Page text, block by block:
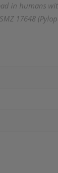
in humans
17648